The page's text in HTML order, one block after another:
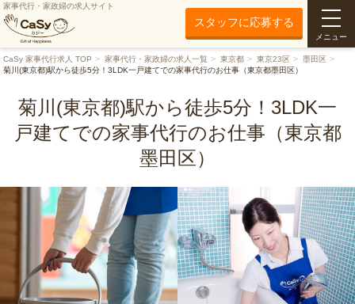
家事代行・家政婦の求人サイト
スタッフに応募する
メニュー
CaSy 家事代行求人 TOP 家事代行・家政婦の求人一覧 東京都 東京23区
墨田区
菊川(東京都)駅から徒歩5分！3LDK一戸建てでの家事代行のお仕事（東京都墨田区）
菊川(東京都)駅から徒歩5分！3LDK一
戸建てでの家事代行のお仕事（東京都
墨田区）